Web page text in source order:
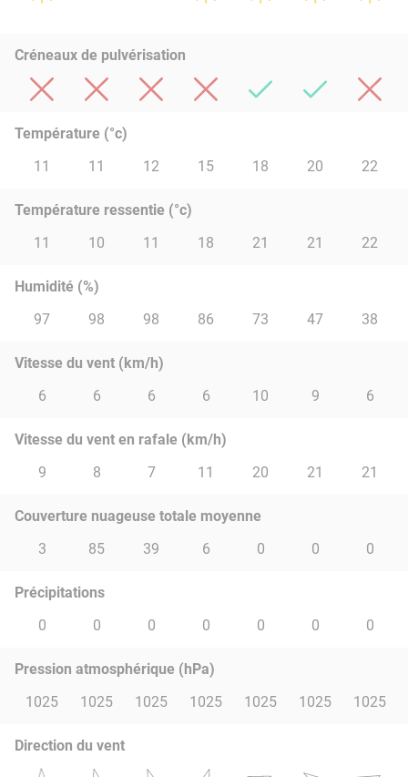
Créneaux de pulvérisation
Température (°c)
11
11 12 15 18 20 22
Température ressentie (°c)
11
10 11 18 21 21 22
Humidité (%)
97
98 98 86 73 47 38
Vitesse du vent (km/h)
6
6 6 6 10 9 6
Vitesse du vent en rafale (km/h)
9
8 7 11 20 21 21
Couverture nuageuse totale moyenne
3
85 39 6 0 0 0
Précipitations
0
0 0 0 0 0 0
Pression atmosphérique (hPa)
1025
1025 1025 1025 1025 1025 1025
Direction du vent